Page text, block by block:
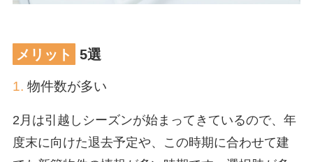
メリット 5選
1. 物件数が多い
2月は引越しシーズンが始まってきているので、年
度末に向けた退去予定や、この時期に合わせて建